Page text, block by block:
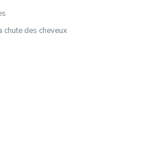
des cheveux